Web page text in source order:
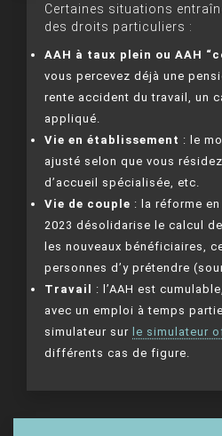
Certaines situations
des droits particuliers :
AAH à taux plein ou AAH
vous percevez déjà une
rente accident du travail, un
appliqué.
Vie en établissement : le
ajusté selon que vous
d’accueil spécialisée, etc.
Vie de couple : la réforme
2023 désolidarise le calcul
les nouveaux bénéficiaires,
personnes d’y prétendre
Travail
: l’AAH est
avec un emploi à temps
simulateur sur le simulateur
différents cas de figure.